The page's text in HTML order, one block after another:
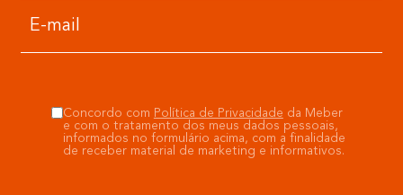
Concordo com Política de Privacidade da Meber
e com o tratamento dos meus dados pessoais,
informados no formulário acima, com a finalidade
de receber material de marketing e informativos.